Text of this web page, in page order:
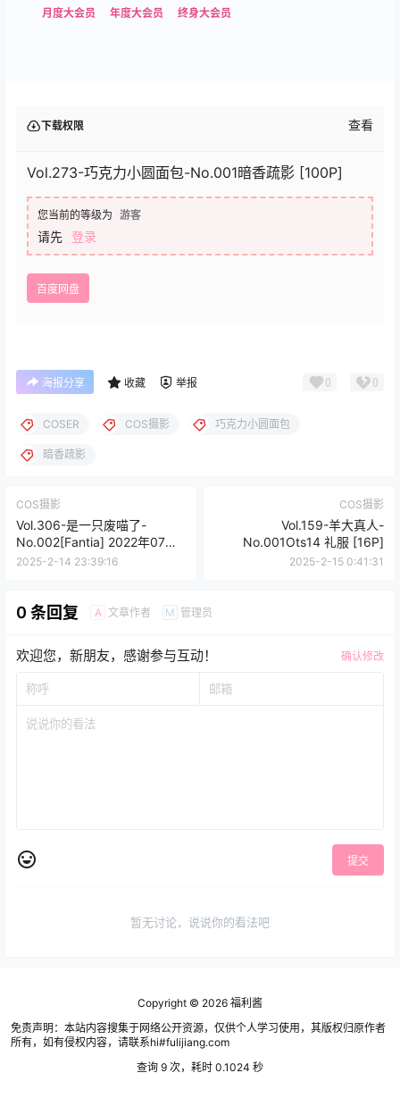
月度大会员
年度大会员 终身大会员
下载权限 查看
Vol.273-巧克力小圆面包-No.001暗香疏影 [100P]
您当前的等级为 游客
请先 登录
百度网盘
海报分享 收藏 举报 0 0
COSER COS摄影 巧克力小圆面包
暗香疏影
COS摄影
Vol.306-是一只废喵了-
No.002[Fantia] 2022年07月
订阅 [55P]
2025-2-14 23:39:16
COS摄影
Vol.159-羊大真人-
No.001Ots14 礼服 [16P]
2025-2-15 0:41:31
0 条回复 A 文章作者 M 管理员
欢迎您，新朋友，感谢参与互动！ 确认修改
提交
暂无讨论，说说你的看法吧
Copyright © 2026 福利酱
免责声明：本站内容搜集于网络公开资源，仅供个人学习使用，其版权归原作者
所有，如有侵权内容，请联系hi#fulijiang.com
查询 9 次，耗时 0.1024 秒